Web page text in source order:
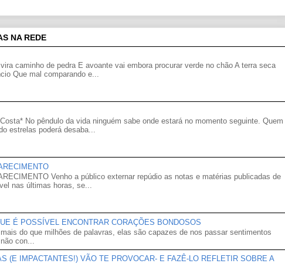
NA REDE
caminho de pedra E avoante vai embora procurar verde no chão A terra seca
Que mal comparando e...
No pêndulo da vida ninguém sabe onde estará no momento seguinte. Quem
estrelas poderá desaba...
Venho a público externar repúdio as notas e matérias publicadas de
nas últimas horas, se...
É POSSÍVEL ENCONTRAR CORAÇÕES BONDOSOS
do que milhões de palavras, elas são capazes de nos passar sentimentos
con...
(E IMPACTANTES!) VÃO TE PROVOCAR- E FAZÊ-LO REFLETIR SOBRE A